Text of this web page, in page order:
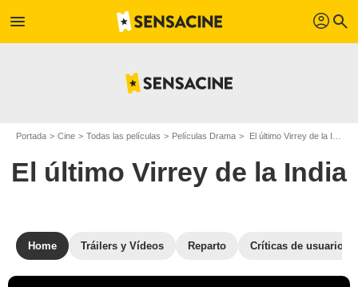
menu profil search
Portada Cine Todas las películas Películas Drama El último Virrey de la India
El último Virrey de la India
Home Tráilers y Vídeos Reparto Críticas de usuarios